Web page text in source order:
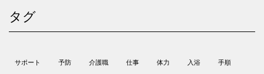
タグ
サポート 予防 介護職 仕事 体力 入浴 手順